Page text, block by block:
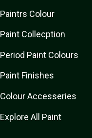
Paintrs Colour
Paint Collecption
Period Paint Colours
Paint Finishes
Colour Accesseries
Explore All Paint